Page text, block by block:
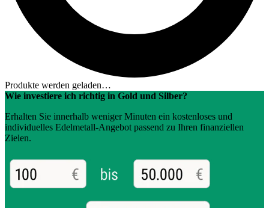
Produkte werden geladen…
Wie investiere ich richtig in Gold und Silber?
Erhalten Sie innerhalb weniger Minuten ein kostenloses und
individuelles Edelmetall-Angebot passend zu Ihren finanziellen
Zielen.